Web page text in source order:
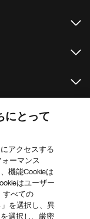
にとって
アクセスする
ーマンス
機能Cookieは
はユーザー
すべての
を選択し、異
選択し、厳密